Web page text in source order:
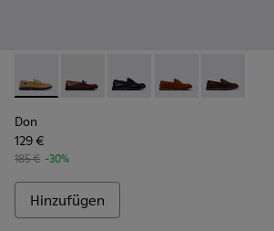
Don - K101014-003 - Braune
Don - K101014-008 -
Don - K101014-004
Don - K101014-002
Don -
Don
129 €
185 € -30%
Hinzufügen